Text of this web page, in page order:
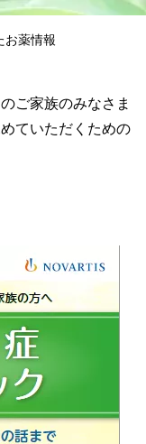
お薬情報
ご家族のみなさま
ていただくための